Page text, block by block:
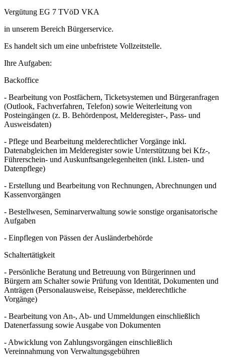
Vergütung EG 7 TVöD VKA
in unserem Bereich Bürgerservice.
Es handelt sich um eine unbefristete Vollzeitstelle.
Ihre Aufgaben:
Backoffice
- Bearbeitung von Postfächern, Ticketsystemen und Bürgeranfragen
(Outlook, Fachverfahren, Telefon) sowie Weiterleitung von
Posteingängen (z. B. Behördenpost, Melderegister-, Pass- und
Ausweisdaten)
- Pflege und Bearbeitung melderechtlicher Vorgänge inkl.
Datenabgleichen im Melderegister sowie Unterstützung bei Kfz-,
Führerschein- und Auskunftsangelegenheiten (inkl. Listen- und
Datenpflege)
- Erstellung und Bearbeitung von Rechnungen, Abrechnungen und
Kassenvorgängen
- Bestellwesen, Seminarverwaltung sowie sonstige organisatorische
Aufgaben
- Einpflegen von Pässen der Ausländerbehörde
Schaltertätigkeit
- Persönliche Beratung und Betreuung von Bürgerinnen und
Bürgern am Schalter sowie Prüfung von Identität, Dokumenten und
Anträgen (Personalausweise, Reisepässe, melderechtliche
Vorgänge)
- Bearbeitung von An-, Ab- und Ummeldungen einschließlich
Datenerfassung sowie Ausgabe von Dokumenten
- Abwicklung von Zahlungsvorgängen einschließlich
Vereinnahmung von Verwaltungsgebühren